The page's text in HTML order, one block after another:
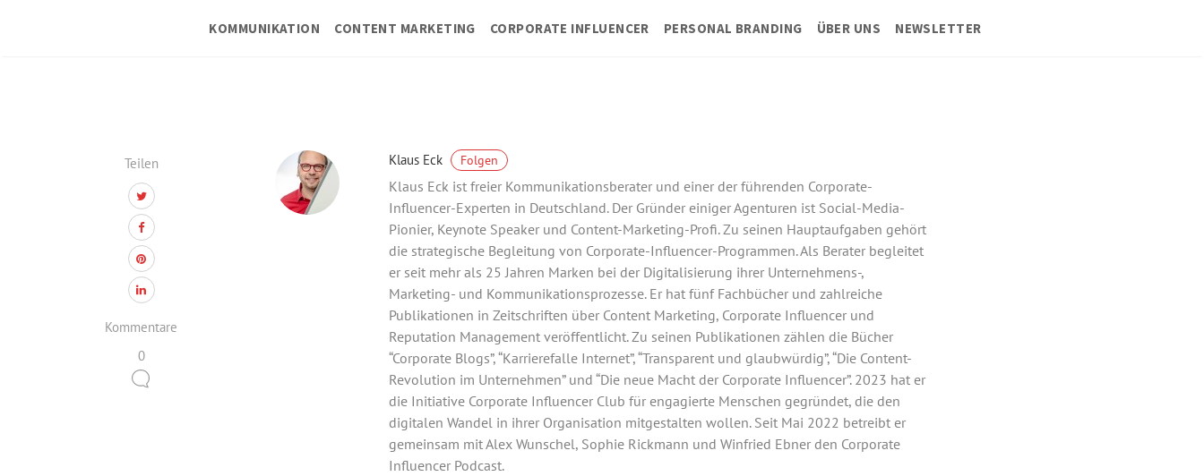
KOMMUNIKATION CONTENT MARKETING CORPORATE INFLUENCER PERSONAL BRANDING ÜBER UNS NEWSLETTER
Teilen
Kommentare
0
Klaus Eck Folgen
Klaus Eck ist freier Kommunikationsberater und einer der führenden Corporate-
Influencer-Experten in Deutschland. Der Gründer einiger Agenturen ist Social-Media-
Pionier, Keynote Speaker und Content-Marketing-Profi. Zu seinen Hauptaufgaben gehört
die strategische Begleitung von Corporate-Influencer-Programmen. Als Berater begleitet
er seit mehr als 25 Jahren Marken bei der Digitalisierung ihrer Unternehmens-,
Marketing- und Kommunikationsprozesse. Er hat fünf Fachbücher und zahlreiche
Publikationen in Zeitschriften über Content Marketing, Corporate Influencer und
Reputation Management veröffentlicht. Zu seinen Publikationen zählen die Bücher
“Corporate Blogs”, “Karrierefalle Internet”, “Transparent und glaubwürdig”, “Die Content-
Revolution im Unternehmen” und “Die neue Macht der Corporate Influencer”. 2023 hat er
die Initiative Corporate Influencer Club für engagierte Menschen gegründet, die den
digitalen Wandel in ihrer Organisation mitgestalten wollen. Seit Mai 2022 betreibt er
gemeinsam mit Alex Wunschel, Sophie Rickmann und Winfried Ebner den Corporate
Influencer Podcast.